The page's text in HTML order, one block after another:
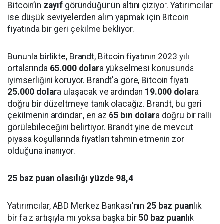
Bitcoin’in zayıf göründüğünün altını çiziyor. Yatırımcılar
ise düşük seviyelerden alım yapmak için Bitcoin
fiyatında bir geri çekilme bekliyor.
Bununla birlikte, Brandt, Bitcoin fiyatının 2023 yılı
ortalarında 65.000 dolara yükselmesi konusunda
iyimserliğini koruyor. Brandt'a göre, Bitcoin fiyatı
25.000 dolara ulaşacak ve ardından 19.000 dolara
doğru bir düzeltmeye tanık olacağız. Brandt, bu geri
çekilmenin ardından, en az 65 bin dolara doğru bir ralli
görülebileceğini belirtiyor. Brandt yine de mevcut
piyasa koşullarında fiyatları tahmin etmenin zor
olduğuna inanıyor.
25 baz puan olasılığı yüzde 98,4
Yatırımcılar, ABD Merkez Bankası'nın 25 baz puan lık
bir faiz artışıyla mı yoksa başka bir 50 baz puan lık